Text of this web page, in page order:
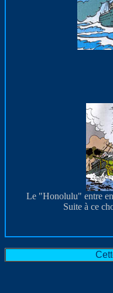
Le "Honolulu" entre
Suite à ce